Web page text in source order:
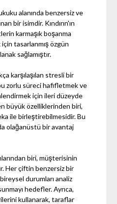
alanında benzersiz ve
bir isimdir. Kındırın'ın
karmaşık boşanma
tasarlanmış özgün
sağlamıştır.
karşılaşılan stresli bir
zorlu süreci hafifletmek ve
için ileri düzeyde
büyük özelliklerinden biri,
ile birleştirebilmesidir. Bu
olağanüstü bir avantaj
biri, müşterisinin
Her çiftin benzersiz bir
durumları analiz
hedefler. Ayrıca,
kullanarak, taraflar